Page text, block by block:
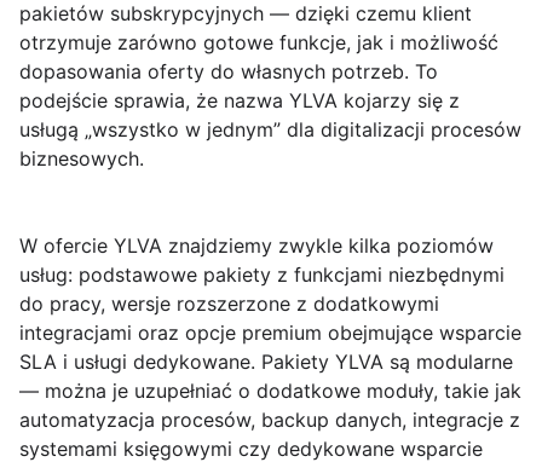
pakietów subskrypcyjnych — dzięki czemu klient
otrzymuje zarówno gotowe funkcje, jak i możliwość
dopasowania oferty do własnych potrzeb. To
podejście sprawia, że nazwa YLVA kojarzy się z
usługą „wszystko w jednym” dla digitalizacji procesów
biznesowych.
W ofercie YLVA znajdziemy zwykle kilka poziomów
usług: podstawowe pakiety z funkcjami niezbędnymi
do pracy, wersje rozszerzone z dodatkowymi
integracjami oraz opcje premium obejmujące wsparcie
SLA i usługi dedykowane. Pakiety YLVA są modularne
— można je uzupełniać o dodatkowe moduły, takie jak
automatyzacja procesów, backup danych, integracje z
systemami księgowymi czy dedykowane wsparcie